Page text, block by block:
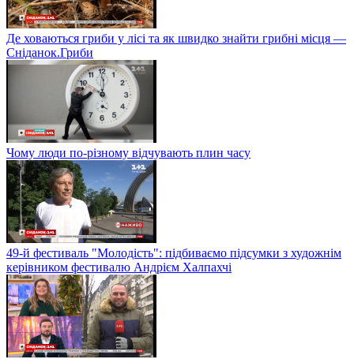
Де ховаються гриби у лісі та як швидко знайти грибні місця —
Сніданок.Гриби
Чому люди по-різному відчувають плин часу
49-й фестиваль "Молодість": підбиваємо підсумки з художнім
керівником фестивалю Андрієм Халпахчі